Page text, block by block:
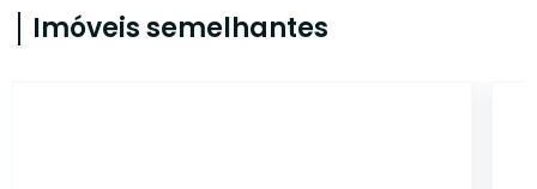
Imóveis semelhantes